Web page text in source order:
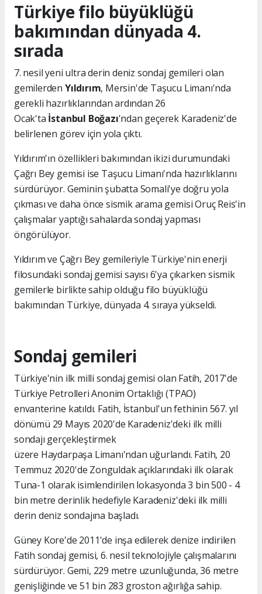
Türkiye filo büyüklüğü
bakımından dünyada 4.
sırada
7. nesil yeni ultra derin deniz sondaj gemileri olan
gemilerden Yıldırım, Mersin'de Taşucu Limanı'nda
gerekli hazırlıklarından ardından 26
Ocak'ta İstanbul Boğazı'ndan geçerek Karadeniz'de
belirlenen görev için yola çıktı.
Yıldırım'ın özellikleri bakımından ikizi durumundaki
Çağrı Bey gemisi ise Taşucu Limanı'nda hazırlıklarını
sürdürüyor. Geminin şubatta Somali'ye doğru yola
çıkması ve daha önce sismik arama gemisi Oruç Reis'in
çalışmalar yaptığı sahalarda sondaj yapması
öngörülüyor.
Yıldırım ve Çağrı Bey gemileriyle Türkiye'nin enerji
filosundaki sondaj gemisi sayısı 6'ya çıkarken sismik
gemilerle birlikte sahip olduğu filo büyüklüğü
bakımından Türkiye, dünyada 4. sıraya yükseldi.
Sondaj gemileri
Türkiye'nin ilk milli sondaj gemisi olan Fatih, 2017'de
Türkiye Petrolleri Anonim Ortaklığı (TPAO)
envanterine katıldı. Fatih, İstanbul'un fethinin 567. yıl
dönümü 29 Mayıs 2020'de Karadeniz'deki ilk milli
sondajı gerçekleştirmek
üzere Haydarpaşa Limanı'ndan uğurlandı. Fatih, 20
Temmuz 2020'de Zonguldak açıklarındaki ilk olarak
Tuna-1 olarak isimlendirilen lokasyonda 3 bin 500 - 4
bin metre derinlik hedefiyle Karadeniz'deki ilk milli
derin deniz sondajına başladı.
Güney Kore'de 2011'de inşa edilerek denize indirilen
Fatih sondaj gemisi, 6. nesil teknolojiyle çalışmalarını
sürdürüyor. Gemi, 229 metre uzunluğunda, 36 metre
genişliğinde ve 51 bin 283 groston ağırlığa sahip.